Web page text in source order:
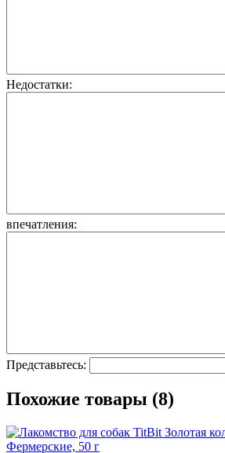
Недостатки:
впечатления:
Представьтесь:
Похожие товары (8)